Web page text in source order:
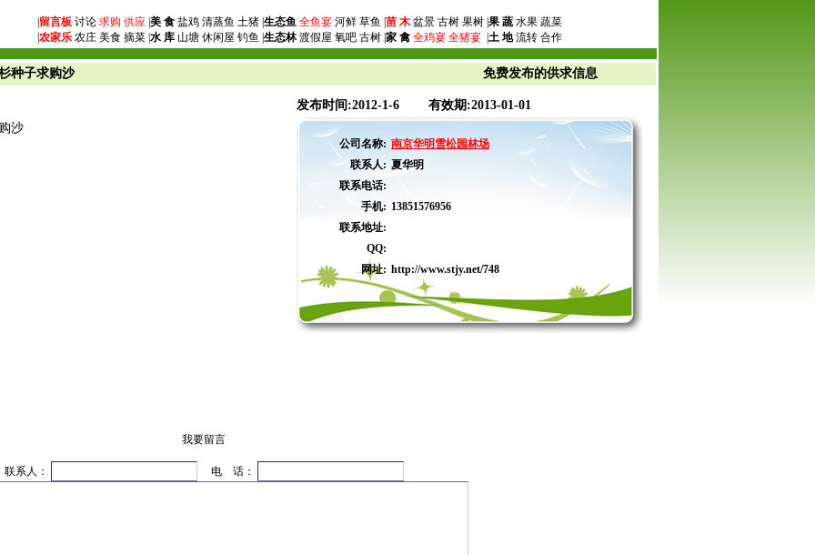
留言板 讨论 求购 供应 美 食 盐鸡 清蒸鱼 土猪 | 生态鱼 全鱼宴 河鲜 草鱼 | 苗 木 盆景 古树 果树 | 果 蔬水果 蔬菜
农家乐 农庄 美食 摘菜 | 水 库 山塘 休闲屋 钓鱼 | 生态林 渡假屋 氧吧 古树 | 家 禽 全鸡宴 全猪宴 土 地流转 合作
种子求购沙 免费发布的供求信息
沙
发布时间:2012-1-6 有效期:2013-01-01
公司名称: 南京华明雪松园林场
联系人: 夏华明
联系电话:
手机: 13851576956
联系地址:
QQ:
网址: http://www.stjy.net/748
我要留言
联系人： 电 话：